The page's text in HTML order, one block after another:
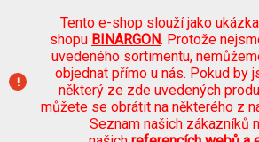
Tento e-shop slouží jako
shopu BINARGON. Protože
uvedeného sortimentu,
objednat přímo u nás. Pokud by
některý ze zde uvedených
můžete se obrátit na některého z
Seznam našich zákazníků